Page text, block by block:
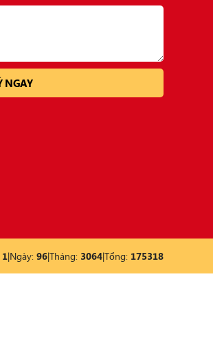
1|Ngày: 96|Tháng: 3064|Tổng: 175318